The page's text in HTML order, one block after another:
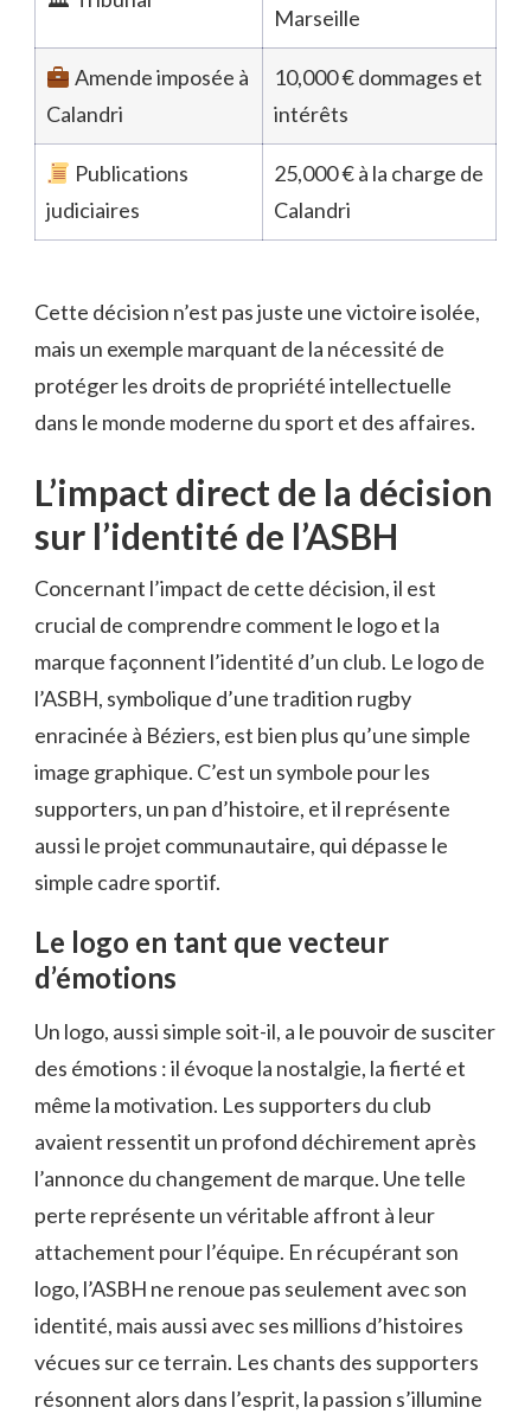
Marseille
Amende imposée à
Calandri
10,000 € dommages et
intérêts
Publications
judiciaires
25,000 € à la charge de
Calandri
Cette décision n’est pas juste une victoire isolée,
mais un exemple marquant de la nécessité de
protéger les droits de propriété intellectuelle
dans le monde moderne du sport et des affaires.
L’impact direct de la décision
sur l’identité de l’ASBH
Concernant l’impact de cette décision, il est
crucial de comprendre comment le logo et la
marque façonnent l’identité d’un club. Le logo de
l’ASBH, symbolique d’une tradition rugby
enracinée à Béziers, est bien plus qu’une simple
image graphique. C’est un symbole pour les
supporters, un pan d’histoire, et il représente
aussi le projet communautaire, qui dépasse le
simple cadre sportif.
Le logo en tant que vecteur
d’émotions
Un logo, aussi simple soit-il, a le pouvoir de susciter
des émotions : il évoque la nostalgie, la fierté et
même la motivation. Les supporters du club
avaient ressentit un profond déchirement après
l’annonce du changement de marque. Une telle
perte représente un véritable affront à leur
attachement pour l’équipe. En récupérant son
logo, l’ASBH ne renoue pas seulement avec son
identité, mais aussi avec ses millions d’histoires
vécues sur ce terrain. Les chants des supporters
résonnent alors dans l’esprit, la passion s’illumine